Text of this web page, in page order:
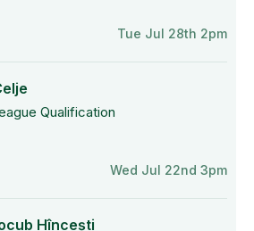
Tue Jul 28th 2pm
Qualification
Wed Jul 22nd 3pm
Hîncești